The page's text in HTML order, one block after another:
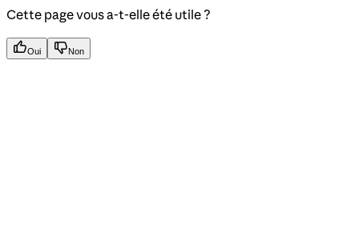
Cette page vous a-t-elle été utile ?
Oui Non